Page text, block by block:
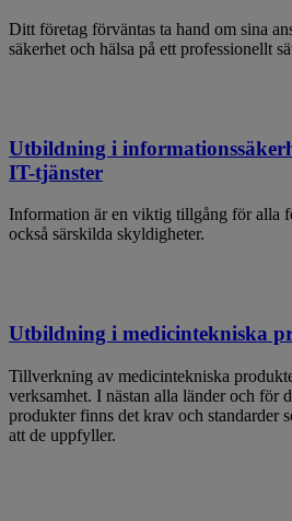
Ditt företag förväntas ta hand om sina
säkerhet och hälsa på ett professionellt
Utbildning i
IT-tjänster
Information är en viktig tillgång för alla
också särskilda skyldigheter.
Utbildning i medicintekniska
Tillverkning av medicintekniska
verksamhet. I nästan alla länder och för
produkter finns det krav och standarder
att de uppfyller.